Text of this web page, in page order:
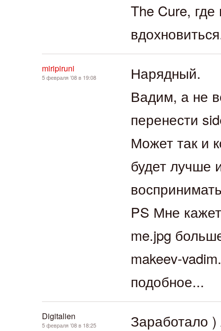
The Cure,
Нарядный.
Вадим, а не
перенести
Может так и
будет лучше
PS Мне
me.jpg
makeev-
подобное...
miripiruni
5 февраля ’08 в 19:08
Заработало
Digitalien
5 февраля ’08 в 18:25